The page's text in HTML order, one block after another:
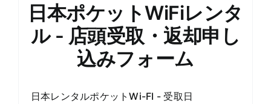
日本ポケットWiFiレンタ
ル - 店頭受取・返却申し
込みフォーム
日本レンタルポケットWi-FI - 受取日